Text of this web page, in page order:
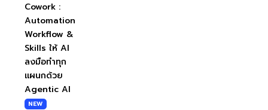
Cowork :
Automation
Workflow &
Skills ให้ AI
ลงมือทำทุก
แผนกด้วย
Agentic AI
NEW